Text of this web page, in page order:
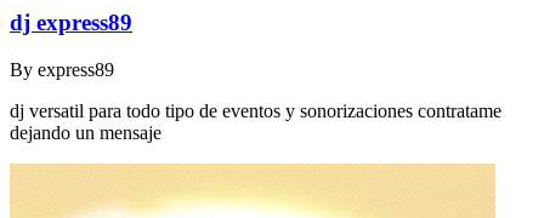
dj express89
By express89
dj versatil para todo tipo de eventos y sonorizaciones contratame
dejando un mensaje